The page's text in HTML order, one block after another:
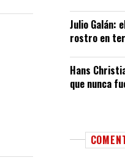
Julio Galán:
rostro en
Hans
que nunca